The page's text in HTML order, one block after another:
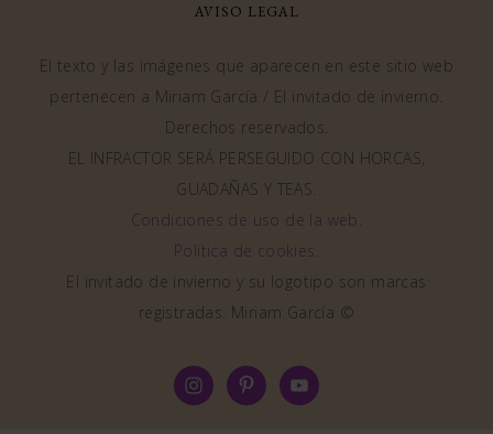
AVISO LEGAL
El texto y las imágenes que aparecen en este sitio web
pertenecen a Miriam García / El invitado de invierno.
Derechos reservados.
EL INFRACTOR SERÁ PERSEGUIDO CON HORCAS,
GUADAÑAS Y TEAS.
Condiciones de uso de la web
Política de cookies
El invitado de invierno y su logotipo son marcas
registradas. Miriam García ©